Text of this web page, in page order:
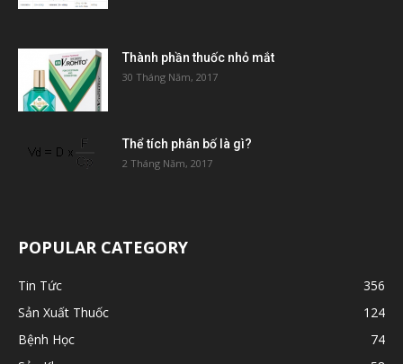
Thành phần thuốc nhỏ mắt
30 Tháng Năm, 2017
Thể tích phân bố là gì?
2 Tháng Năm, 2017
POPULAR CATEGORY
Tin Tức
356
Sản Xuất Thuốc
124
Bệnh Học
74